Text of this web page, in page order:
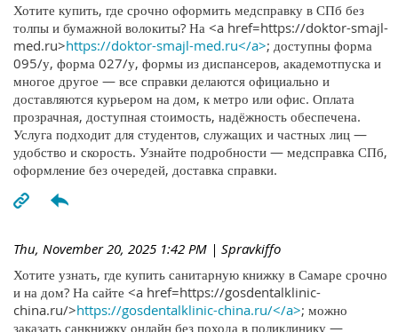
Хотите купить, где срочно оформить медсправку в СПб без
толпы и бумажной волокиты? На <a href=https://doktor-smajl-
med.ru>https://doktor-smajl-med.ru</a>; доступны форма
095/у, форма 027/у, формы из диспансеров, академотпуска и
многое другое — все справки делаются официально и
доставляются курьером на дом, к метро или офис. Оплата
прозрачная, доступная стоимость, надёжность обеспечена.
Услуга подходит для студентов, служащих и частных лиц —
удобство и скорость. Узнайте подробности — медсправка СПб,
оформление без очередей, доставка справки.
Thu, November 20, 2025 1:42 PM | Spravkiffo
Хотите узнать, где купить санитарную книжку в Самаре срочно
и на дом? На сайте <a href=https://gosdentalklinic-
china.ru/>https://gosdentalklinic-china.ru/</a>; можно
заказать санкнижку онлайн без похода в поликлинику —